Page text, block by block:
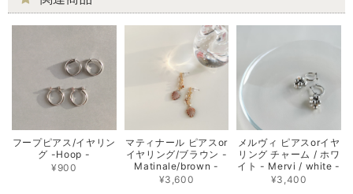
フープピアス/イヤリン
グ -Hoop -
¥900
マティナール ピアスor
イヤリング/ブラウン -
Matinale/brown -
¥3,600
メルヴィ ピアスorイヤ
リング チャーム / ホワ
イト - Mervi / white -
¥3,400